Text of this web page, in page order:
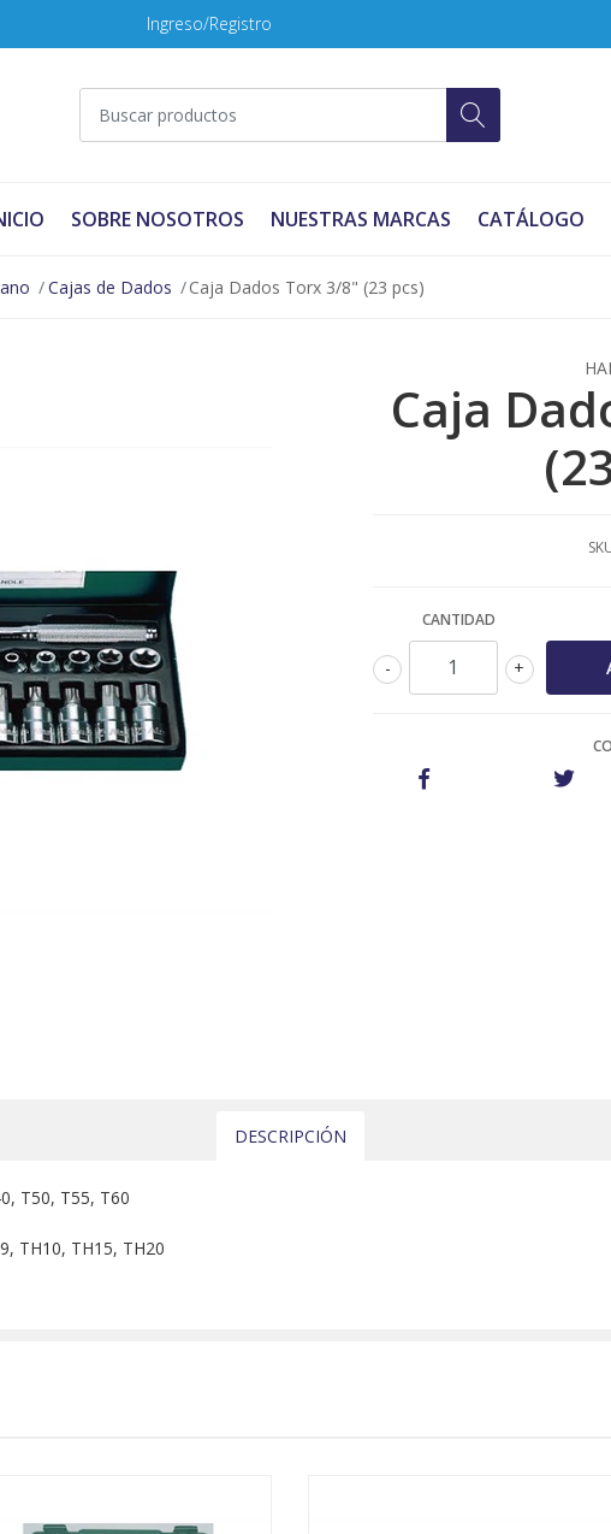
Ingreso/Registro
SOBRE NOSOTROS NUESTRAS MARCAS CATÁLOGO
Cajas de Dados Caja Dados Torx 3/8" (23 pcs)
Caja
CANTIDAD
+
-
DESCRIPCIÓN
T50, T55, T60
TH10, TH15, TH20